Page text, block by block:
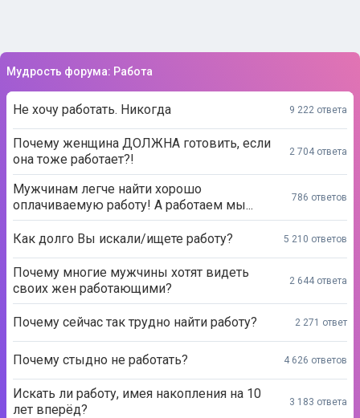
Мудрость форума: Работа
Не хочу работать. Никогда 9 222 ответа
Почему женщина ДОЛЖНА готовить, если
она тоже работает?!
2 704 ответа
Мужчинам легче найти хорошо
оплачиваемую работу! А работаем мы...
786 ответов
Как долго Вы искали/ищете работу? 5 210 ответов
Почему многие мужчины хотят видеть
своих жен работающими?
2 644 ответа
Почему сейчас так трудно найти работу? 2 271 ответ
Почему стыдно не работать? 4 626 ответов
Искать ли работу, имея накопления на 10
лет вперёд?
3 183 ответа